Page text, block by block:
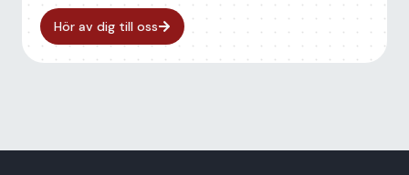
Hör av dig till oss